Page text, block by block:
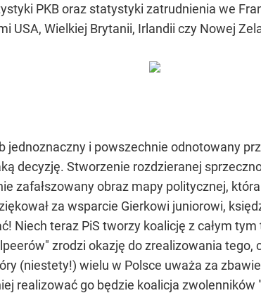
PKB oraz statystyki zatrudnienia we
USA, Wielkiej Brytanii, Irlandii czy Nowej
i powszechnie odnotowany
decyzję. Stworzenie rozdzieranej
zafałszowany obraz mapy politycznej,
za wsparcie Gierkowi juniorowi,
Niech teraz PiS tworzy koalicję z całym
zrodzi okazję do zrealizowania
(niestety!) wielu w Polsce uważa za
realizować go będzie koalicja